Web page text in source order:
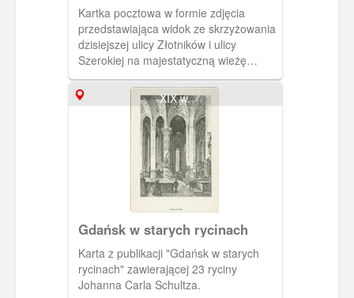
Kartka pocztowa w formie zdjęcia
przedstawiająca widok ze skrzyżowania
dzisiejszej ulicy Złotników i ulicy
Szerokiej na majestatyczną wieżę
kościoła Mariackiego.
XIX w.
Gdańsk w starych rycinach
Karta z publikacji "Gdańsk w starych
rycinach" zawierającej 23 ryciny
Johanna Carla Schultza.